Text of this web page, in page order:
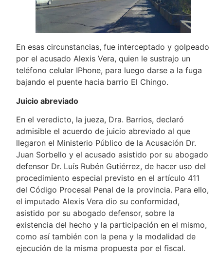
En esas circunstancias, fue interceptado y golpeado
por el acusado Alexis Vera, quien le sustrajo un
teléfono celular IPhone, para luego darse a la fuga
bajando el puente hacia barrio El Chingo.
Juicio abreviado
En el veredicto, la jueza, Dra. Barrios, declaró
admisible el acuerdo de juicio abreviado al que
llegaron el Ministerio Público de la Acusación Dr.
Juan Sorbello y el acusado asistido por su abogado
defensor Dr. Luís Rubén Gutiérrez, de hacer uso del
procedimiento especial previsto en el artículo 411
del Código Procesal Penal de la provincia. Para ello,
el imputado Alexis Vera dio su conformidad,
asistido por su abogado defensor, sobre la
existencia del hecho y la participación en el mismo,
como así también con la pena y la modalidad de
ejecución de la misma propuesta por el fiscal.